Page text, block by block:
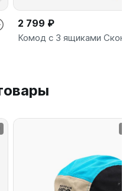
2 799 ₽
Комод с 3 ящиками